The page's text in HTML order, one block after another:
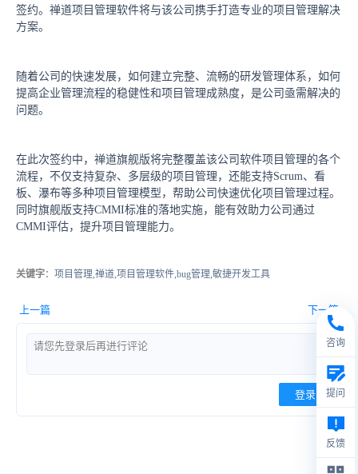
签约。禅道项目管理软件将与该公司携手打造专业的项目管理解决
方案。
随着公司的快速发展，如何建立完整、流畅的研发管理体系，如何
提高企业管理流程的稳健性和项目管理成熟度，是公司亟需解决的
问题。
在此次签约中，禅道旗舰版将完整覆盖该公司软件项目管理的各个
流程，不仅支持复杂、多层级的项目管理，还能支持Scrum、看
板、瀑布等多种项目管理模型，帮助公司快速优化项目管理过程。
同时旗舰版支持CMMI标准的落地实施，能有效助力公司通过
CMMI评估，提升项目管理能力。
关键字：项目管理,禅道,项目管理软件,bug管理,敏捷开发工具
上一篇 下一篇
登录
咨询
提问
反馈